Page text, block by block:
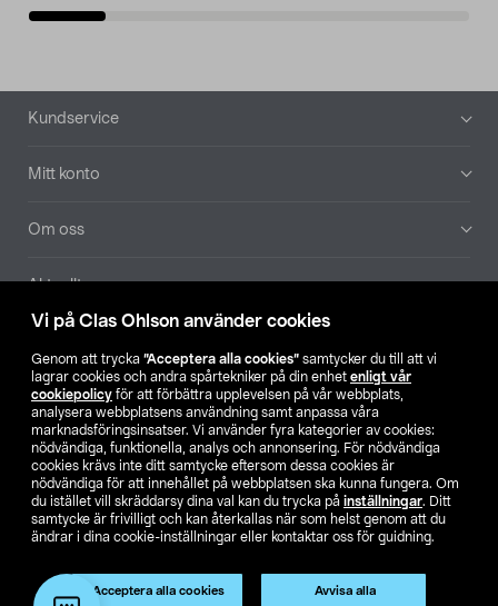
Vi på Clas Ohlson använder cookies
Genom att trycka ”Acceptera alla cookies” samtycker du till att vi
lagrar cookies och andra spårtekniker på din enhet enligt vår
cookiepolicy för att förbättra upplevelsen på vår webbplats,
analysera webbplatsens användning samt anpassa våra
marknadsföringsinsatser. Vi använder fyra kategorier av cookies:
nödvändiga, funktionella, analys och annonsering. För nödvändiga
cookies krävs inte ditt samtycke eftersom dessa cookies är
nödvändiga för att innehållet på webbplatsen ska kunna fungera. Om
du istället vill skräddarsy dina val kan du trycka på inställningar. Ditt
samtycke är frivilligt och kan återkallas när som helst genom att du
ändrar i dina cookie-inställningar eller kontaktar oss för guidning.
Acceptera alla cookies Avvisa alla
Sidfot
Kundservice
Mitt konto
Om oss
Aktuellt
Hitta butik
SE NO FI
Köpvillkor Privacy statement Klubbvillkor För företag